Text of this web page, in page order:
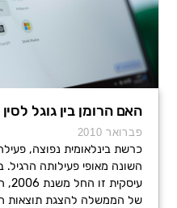
האם הרומן בין גוגל
פברואר 2010
כרשת בינלאומית נפוצה,
השונה מאופי פעילותה
של הממשלה להצגת תוצאות